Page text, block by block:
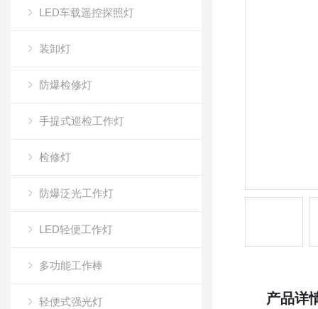
LED车载遥控探照灯
装卸灯
防爆检修灯
手提式巡检工作灯
检修灯
防爆泛光工作灯
LED轻便工作灯
多功能工作棒
轻便式强光灯 产品详